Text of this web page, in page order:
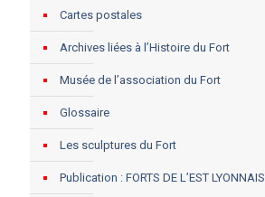
Cartes postales
Archives liées à l’Histoire du Fort
Musée de l’association du Fort
Glossaire
Les sculptures du Fort
Publication : FORTS DE L’EST LYONNAIS